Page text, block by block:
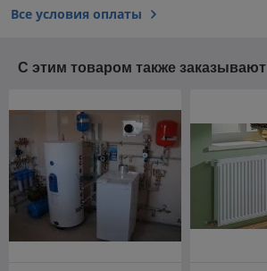
Все условия оплаты
С этим товаром также заказывают